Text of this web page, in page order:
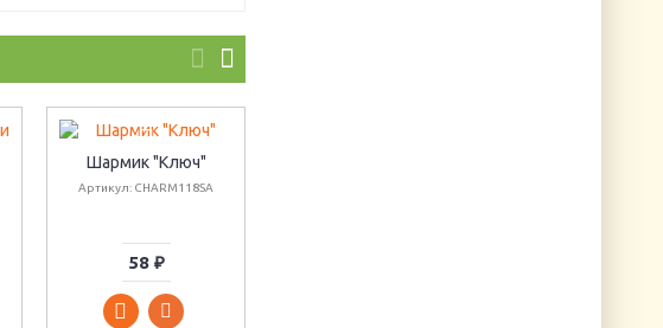
Шармик "Ключ"
Артикул: CHARM118SA
58 ₽